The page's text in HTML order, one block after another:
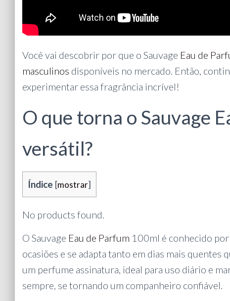
Você vai descobrir por que o Sauvage Eau de
masculinos disponíveis no mercado. Então,
experimentar essa fragrância incrível!
O que torna o Sauvage
versátil?
Índice [mostrar]
No products found.
O Sauvage Eau de Parfum 100ml é conhecido
ocasiões e se adapta tanto em dias mais
um perfume assinatura, ideal para uso diário e
sempre, se tornando um companheiro confiável.